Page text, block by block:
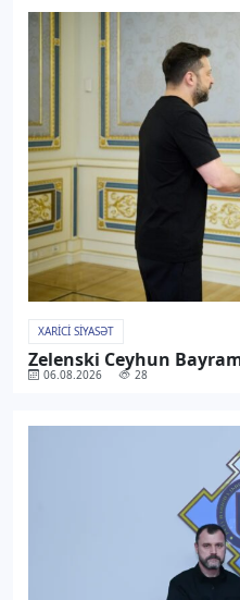
XARICI SIYASƏT
Zelenski Ceyhun
06.08.2026 28